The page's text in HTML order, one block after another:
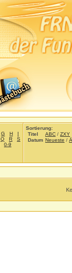
G H
I
Q R
S
0-9
Sortierung:
Titel
ABC / ZXY
Datum Neueste /